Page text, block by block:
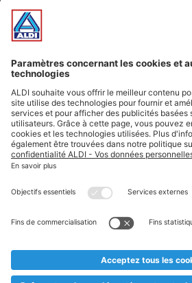
Offres
Infos essentielles
Suivez ALDI Belgique
Textes marqués d'un astérisque et
* Nous vendons ces articles
au cas où, malgré le planning bien
prématurément en rupture de stock. Prix
** Sur ce site, l’utilisation de la forme